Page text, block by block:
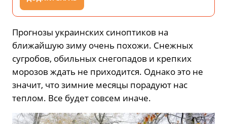
Прогнозы украинских синоптиков на
ближайшую зиму очень похожи. Снежных
сугробов, обильных снегопадов и крепких
морозов ждать не приходится. Однако это не
значит, что зимние месяцы порадуют нас
теплом. Все будет совсем иначе.